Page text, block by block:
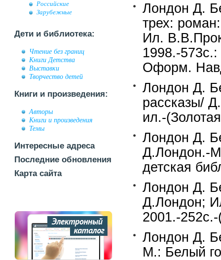
Российские
Зарубежные
Дети и библиотека:
Чтение без границ
Книги Детства
Выставки
Творчество детей
Книги и произведения:
Авторы
Книги и произведения
Темы
Интересные адреса
Последние обновления
Карта сайта
Лондон Д.
трех:
Ил.
1998.-
Оформ.
Лондон Д.
рассказы/
ил.-
Лондон Д.
Д.Лондон.-
детская
Лондон Д.
Д.Лондон;
2001.-
Лондон Д.
М.: Белый